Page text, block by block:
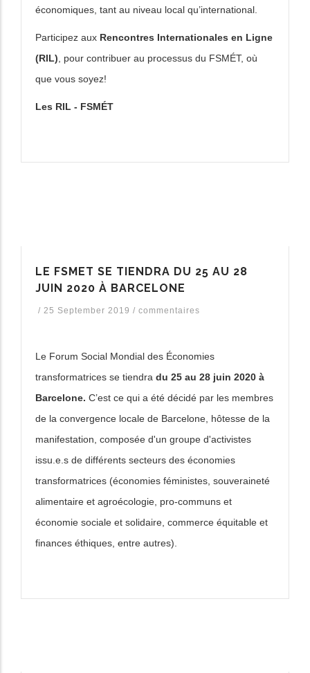
économiques, tant au niveau local qu’international.
Participez aux Rencontres Internationales en Ligne
(RIL) , pour contribuer au processus du FSMÉT, où
que vous soyez!
Les RIL - FSMÉT
LE FSMET SE TIENDRA DU 25 AU 28
JUIN 2020 À BARCELONE
/ 25 September 2019 / commentaires
Le Forum Social Mondial des Économies
transformatrices se tiendra du 25 au 28 juin 2020 à
Barcelone. C’est ce qui a été décidé par les membres
de la convergence locale de Barcelone, hôtesse de la
manifestation, composée d'un groupe d'activistes
issu.e.s de différents secteurs des économies
transformatrices (économies féministes, souveraineté
alimentaire et agroécologie, pro-communs et
économie sociale et solidaire, commerce équitable et
finances éthiques, entre autres).